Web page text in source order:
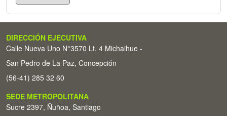
DIRECCIÓN EJECUTIVA
Calle Nueva Uno N°3570 Lt. 4 Michaihue -
San Pedro de La Paz, Concepción
(56-41) 285 32 60
SEDE METROPOLITANA
Sucre 2397, Ñuñoa, Santiago